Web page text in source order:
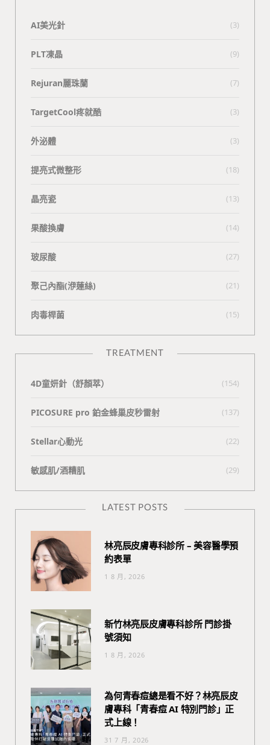
AI美光針 (3)
PLT凍晶 (9)
Rejuran麗珠蘭 (7)
TargetCool疼就酷 (3)
外泌體 (3)
提亮式微整形 (18)
晶亮瓷 (13)
果酸換膚 (14)
玻尿酸 (27)
聚己內酯(洢蓮絲) (21)
肉毒桿菌 (15)
TREATMENT
4D童妍針（舒顏萃） (154)
PICOSURE pro 鉑金蜂巢皮秒雷射 (137)
Stellar心動光 (22)
敏感肌/酒糟肌 (29)
LATEST POSTS
林亮辰皮膚專科診所 – 美容醫學預
約表單
1 8 月, 2026
新竹林亮辰皮膚專科診所 門診掛
號須知
1 8 月, 2026
為何青春痘總是看不好？林亮辰皮
膚專科「青春痘 AI 特別門診」正
式上線！
31 7 月, 2026